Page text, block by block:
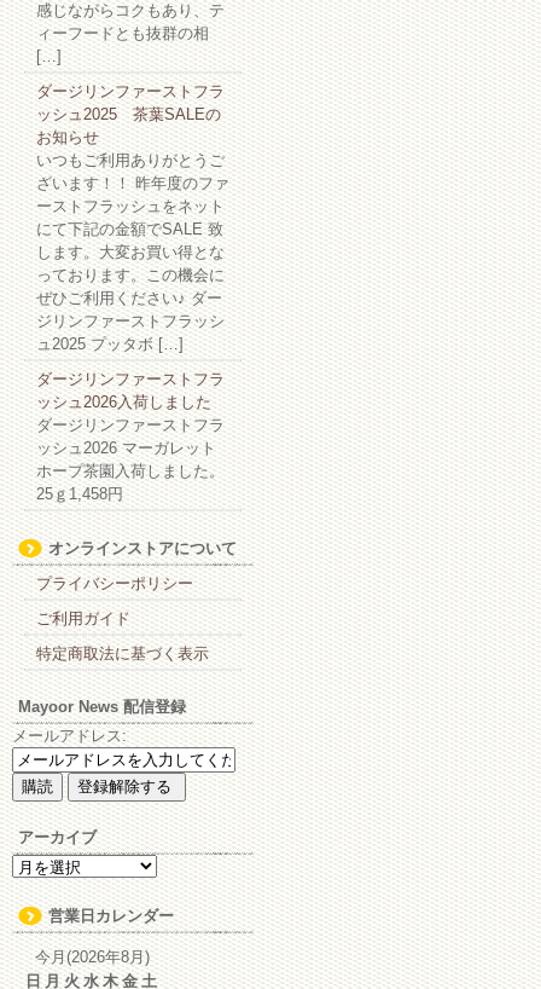
感じながらコクもあり、テ
ィーフードとも抜群の相
[…]
ダージリンファーストフラ
ッシュ2025 茶葉SALEの
お知らせ
いつもご利用ありがとうご
ざいます！！ 昨年度のファ
ーストフラッシュをネット
にて下記の金額でSALE 致
します。大変お買い得とな
っております。この機会に
ぜひご利用ください♪ ダー
ジリンファーストフラッシ
ュ2025 プッタボ […]
ダージリンファーストフラ
ッシュ2026入荷しました
ダージリンファーストフラ
ッシュ2026 マーガレット
ホープ茶園入荷しました。
25ｇ1,458円
オンラインストアについて
プライバシーポリシー
ご利用ガイド
特定商取法に基づく表示
Mayoor News 配信登録
メールアドレス:
アーカイブ
ア
ー
カ
イ
ブ
営業日カレンダー
今月(2026年8月)
日 月 火 水 木 金 土